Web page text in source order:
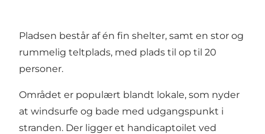
Pladsen består af én fin shelter, samt en stor og
rummelig teltplads, med plads til op til 20
personer.
Området er populært blandt lokale, som nyder
at windsurfe og bade med udgangspunkt i
stranden. Der ligger et handicaptoilet ved